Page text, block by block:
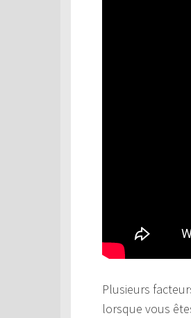
Plusieurs
lorsque vous